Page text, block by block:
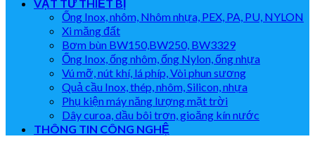
VẬT TƯ THIẾT BỊ
Ống Inox, nhôm, Nhôm nhựa, PEX, PA, PU, NYLON
Xi măng đất
Bơm bùn BW150,BW250, BW3329
Ống Inox, ống nhôm, ống Nylon, ống nhựa
Vú mỡ, nút khí, lá phíp, Vòi phun sương
Quả cầu Inox, thép, nhôm, Silicon, nhựa
Phụ kiện máy năng lượng mặt trời
Dây curoa, dầu bôi trơn, gioăng kín nước
THÔNG TIN CÔNG NGHỆ